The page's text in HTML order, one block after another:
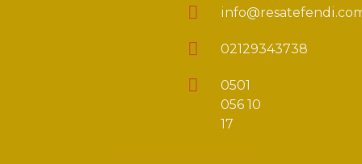
02129343738
0501
056 10
17